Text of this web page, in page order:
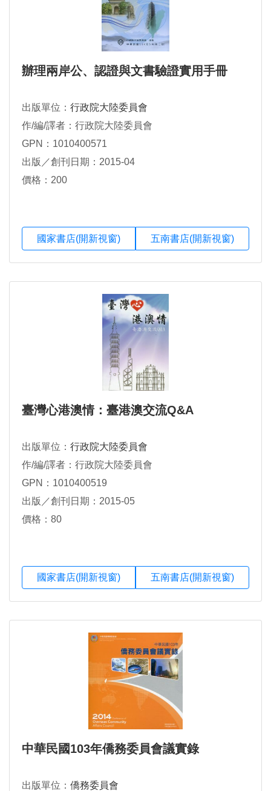
辦理兩岸公、認證與文書驗證實用手冊
出版單位： 行政院大陸委員會
作/編/譯者：行政院大陸委員會
GPN：1010400571
出版／創刊日期：2015-04
價格：200
國家書店(開新視窗) 五南書店(開新視窗)
臺灣心港澳情：臺港澳交流Q&A
出版單位： 行政院大陸委員會
作/編/譯者：行政院大陸委員會
GPN：1010400519
出版／創刊日期：2015-05
價格：80
國家書店(開新視窗) 五南書店(開新視窗)
中華民國103年僑務委員會議實錄
出版單位： 僑務委員會